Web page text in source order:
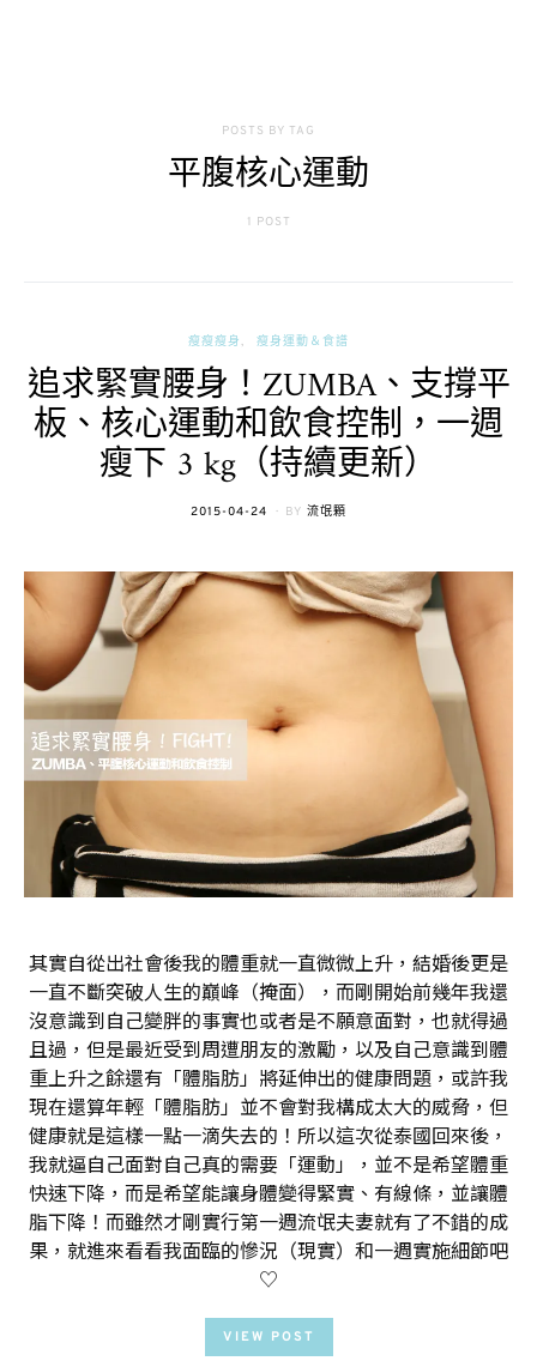
POSTS BY TAG
平腹核心運動
1 POST
瘦瘦瘦身 瘦身運動＆食譜
追求緊實腰身！ZUMBA、支撐平
板、核心運動和飲食控制，一週
瘦下 3 kg（持續更新）
POSTED
2015-04-24 BY 流氓顆
其實自從出社會後我的體重就一直微微上升，結婚後更是
一直不斷突破人生的巔峰（掩面），而剛開始前幾年我還
沒意識到自己變胖的事實也或者是不願意面對，也就得過
且過，但是最近受到周遭朋友的激勵，以及自己意識到體
重上升之餘還有「體脂肪」將延伸出的健康問題，或許我
現在還算年輕「體脂肪」並不會對我構成太大的威脅，但
健康就是這樣一點一滴失去的！所以這次從泰國回來後，
我就逼自己面對自己真的需要「運動」，並不是希望體重
快速下降，而是希望能讓身體變得緊實、有線條，並讓體
脂下降！而雖然才剛實行第一週流氓夫妻就有了不錯的成
果，就進來看看我面臨的慘況（現實）和一週實施細節吧
♡
VIEW POST